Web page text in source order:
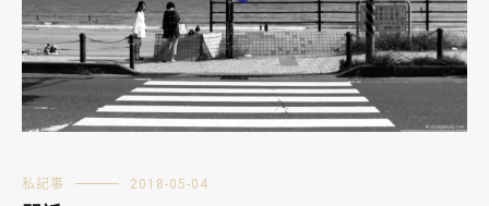
私記事 2018-05-04